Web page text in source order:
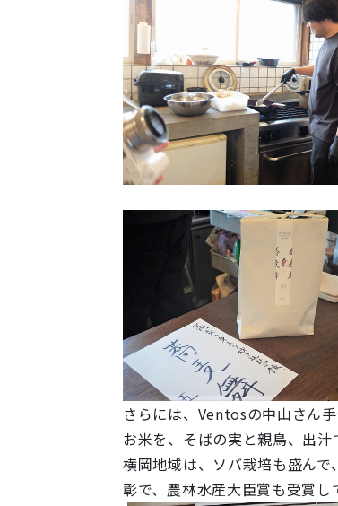
さらには、Ventosの中山さん
お米を、そばの実と親鳥、出
横岡地域は、ソバ栽培も盛ん
彰で、農林水産大臣賞も受賞